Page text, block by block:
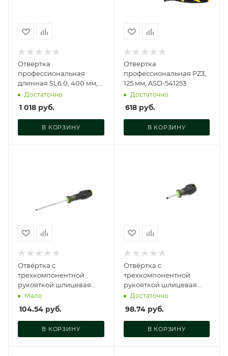
Отвертка
профессиональная
длинная SL6.0, 400 мм,
ASD-5340060
Достаточно
1 018 руб.
В КОРЗИНУ
Отвертка
профессиональная PZ3,
125 мм, ASD-541253
Достаточно
618руб.
В КОРЗИНУ
Отвёртка c
трехкомпонентной
рукояткой шлицевая
4×100 мм, 721044
Мало
104.54 руб.
В КОРЗИНУ
Отвёртка c
трехкомпонентной
рукояткой шлицевая
5×38 мм, 721052
Достаточно
98.74руб.
В КОРЗИНУ